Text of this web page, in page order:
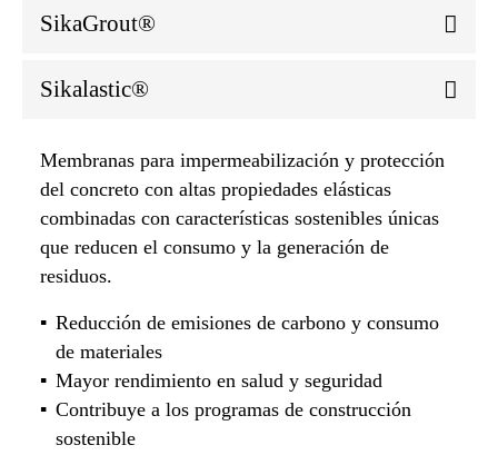
SikaGrout®
Sikalastic®
Membranas para impermeabilización y protección
del concreto con altas propiedades elásticas
combinadas con características sostenibles únicas
que reducen el consumo y la generación de
residuos.
Reducción de emisiones de carbono y consumo
de materiales
Mayor rendimiento en salud y seguridad
Contribuye a los programas de construcción
sostenible